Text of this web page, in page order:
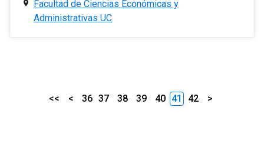
Facultad de Ciencias Económicas y
Administrativas UC
<< < 36 37 38 39 40 41 42 >